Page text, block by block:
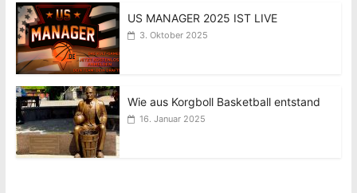
US MANAGER 2025 IST LIVE
3. Oktober 2025
Wie aus Korgboll Basketball entstand
16. Januar 2025